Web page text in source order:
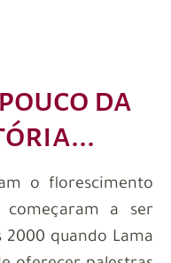
da
o florescimento
começaram a ser
quando Lama